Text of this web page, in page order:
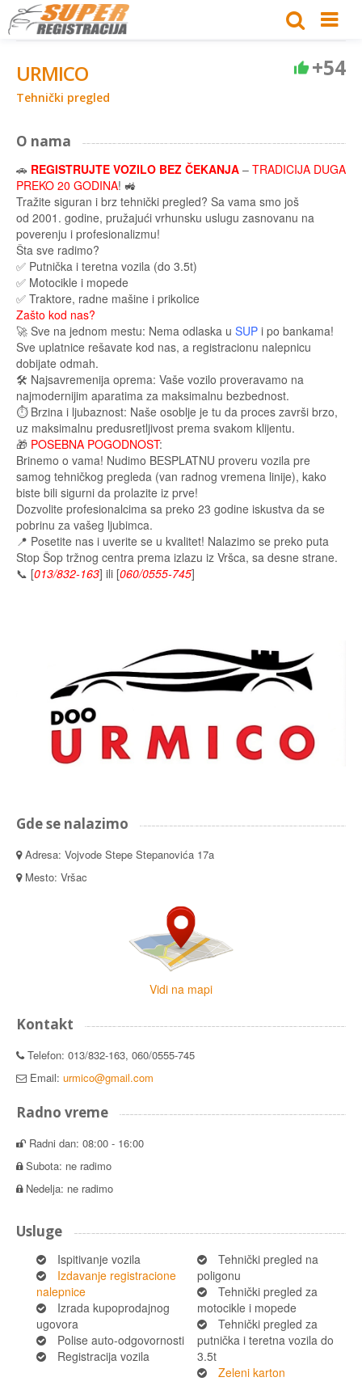
URMICO
Tehnički pregled
+54
O nama
🚗 REGISTRUJTE VOZILO BEZ ČEKANJA – TRADICIJA DUGA
PREKO 20 GODINA! 🚜
Tražite siguran i brz tehnički pregled? Sa vama smo još
od 2001. godine, pružajući vrhunsku uslugu zasnovanu na
poverenju i profesionalizmu!
Šta sve radimo?
✅ Putnička i teretna vozila (do 3.5t)
✅ Motocikle i mopede
✅ Traktore, radne mašine i prikolice
Zašto kod nas?
🚀 Sve na jednom mestu: Nema odlaska u SUP i po bankama!
Sve uplatnice rešavate kod nas, a registracionu nalepnicu
dobijate odmah.
🛠️ Najsavremenija oprema: Vaše vozilo proveravamo na
najmodernijim aparatima za maksimalnu bezbednost.
⏱️ Brzina i ljubaznost: Naše osoblje je tu da proces završi brzo,
uz maksimalnu predusretljivost prema svakom klijentu.
🎁 POSEBNA POGODNOST:
Brinemo o vama! Nudimo BESPLATNU proveru vozila pre
samog tehničkog pregleda (van radnog vremena linije), kako
biste bili sigurni da prolazite iz prve!
Dozvolite profesionalcima sa preko 23 godine iskustva da se
pobrinu za vašeg ljubimca.
📍 Posetite nas i uverite se u kvalitet! Nalazimo se preko puta
Stop Šop tržnog centra prema izlazu iz Vršca, sa desne strane.
📞 [013/832-163] ili [060/0555-745]
Gde se nalazimo
Adresa: Vojvode Stepe Stepanovića 17a
Mesto: Vršac
Vidi na mapi
Kontakt
Telefon: 013/832-163, 060/0555-745
Email: urmico@gmail.com
Radno vreme
Radni dan: 08:00 - 16:00
Subota: ne radimo
Nedelja: ne radimo
Usluge
Ispitivanje vozila
Izdavanje registracione
nalepnice
Izrada kupoprodajnog
ugovora
Polise auto-odgovornosti
Registracija vozila
Tehnički pregled na
poligonu
Tehnički pregled za
motocikle i mopede
Tehnički pregled za
putnička i teretna vozila do
3.5t
Zeleni karton